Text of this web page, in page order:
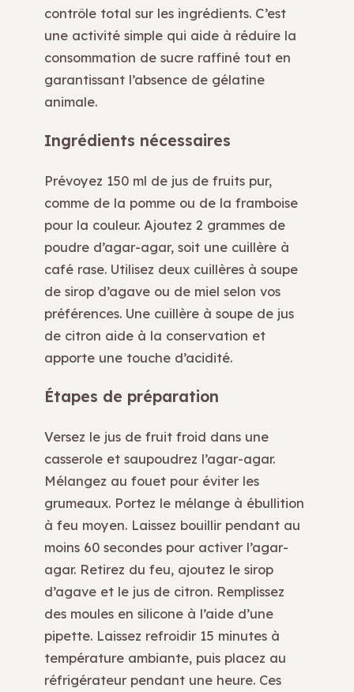
contrôle total sur les ingrédients. C’est
une activité simple qui aide à réduire la
consommation de sucre raffiné tout en
garantissant l’absence de gélatine
animale.
Ingrédients nécessaires
Prévoyez 150 ml de jus de fruits pur,
comme de la pomme ou de la framboise
pour la couleur. Ajoutez 2 grammes de
poudre d’agar-agar, soit une cuillère à
café rase. Utilisez deux cuillères à soupe
de sirop d’agave ou de miel selon vos
préférences. Une cuillère à soupe de jus
de citron aide à la conservation et
apporte une touche d’acidité.
Étapes de préparation
Versez le jus de fruit froid dans une
casserole et saupoudrez l’agar-agar.
Mélangez au fouet pour éviter les
grumeaux. Portez le mélange à ébullition
à feu moyen. Laissez bouillir pendant au
moins 60 secondes pour activer l’agar-
agar. Retirez du feu, ajoutez le sirop
d’agave et le jus de citron. Remplissez
des moules en silicone à l’aide d’une
pipette. Laissez refroidir 15 minutes à
température ambiante, puis placez au
réfrigérateur pendant une heure. Ces